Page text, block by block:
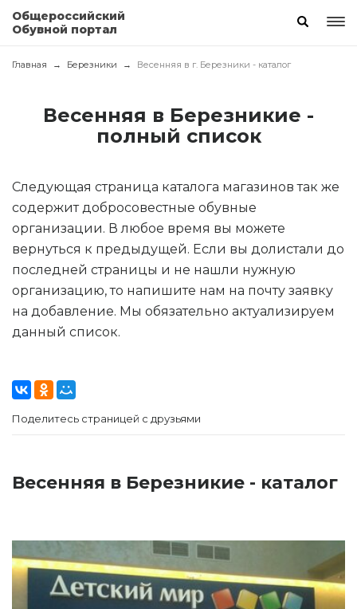
Общероссийский
Обувной портал
Главная Березники Весенняя в г. Березники - каталог
Весенняя в Березникие -
полный список
Следующая страница каталога магазинов так же
содержит добросовестные обувные
организации. В любое время вы можете
вернуться к предыдущей. Если вы долистали до
последней страницы и не нашли нужную
организацию, то напишите нам на почту заявку
на добавление. Мы обязательно актуализируем
данный список.
Поделитесь страницей с друзьями
Весенняя в Березникие - каталог